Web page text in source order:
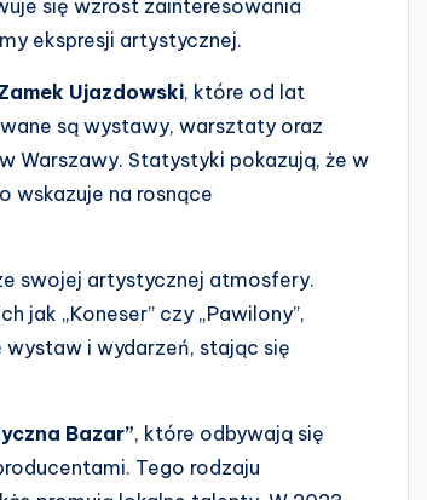
się wzrost zainteresowania
ekspresji artystycznej.
Ujazdowski, które od lat
są wystawy, warsztaty oraz
Warszawy. Statystyki pokazują, że w
wskazuje na rosnące
swojej artystycznej atmosfery.
jak „Koneser” czy „Pawilony”,
i wydarzeń, stając się
Bazar”, które odbywają się
Tego rodzaju